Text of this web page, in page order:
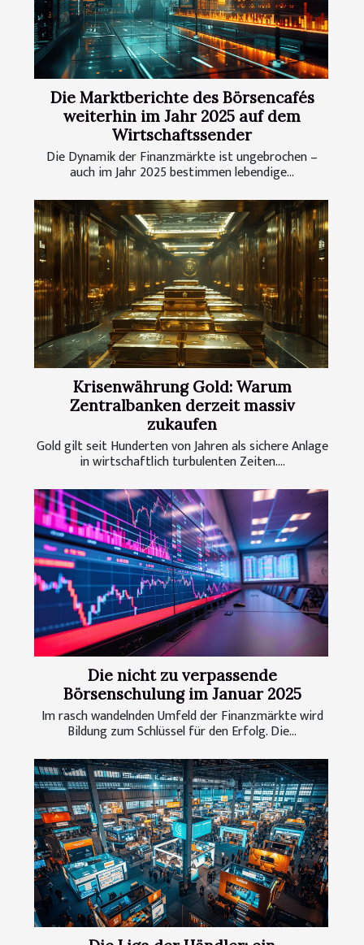
Die Marktberichte des Börsencafés
weiterhin im Jahr 2025 auf dem
Wirtschaftssender
Die Dynamik der Finanzmärkte ist ungebrochen –
auch im Jahr 2025 bestimmen lebendige...
Krisenwährung Gold: Warum
Zentralbanken derzeit massiv
zukaufen
Gold gilt seit Hunderten von Jahren als sichere Anlage
in wirtschaftlich turbulenten Zeiten....
Die nicht zu verpassende
Börsenschulung im Januar 2025
Im rasch wandelnden Umfeld der Finanzmärkte wird
Bildung zum Schlüssel für den Erfolg. Die...